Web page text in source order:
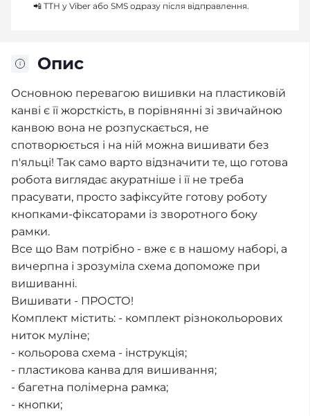
Опис
Основною перевагою вишивки на пластиковій
канві є її жорсткість, в порівнянні зі звичайною
канвою вона не розпускається, не
спотворюється і на ній можна вишивати без
п'яльці! Так само варто відзначити те, що готова
робота виглядає акуратніше і її не треба
прасувати, просто зафіксуйте готову роботу
кнопками-фіксаторами із зворотного боку
рамки.
Все що Вам потрібно - вже є в нашому наборі, а
вичерпна і зрозуміла схема допоможе при
вишиванні.
Вишивати - ПРОСТО!
Комплект містить: - комплект різнокольорових
ниток муліне;
- кольорова схема - інструкція;
- пластикова канва для вишивання;
- багетна полімерна рамка;
- кнопки;
📲 ТТН у Viber або SMS одразу після відправлення.